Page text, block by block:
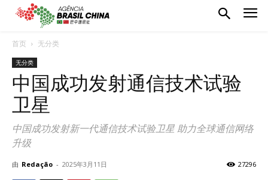
首页 无分类
无分类
中国成功发射通信技术试验
卫星
中国成功发射新一代通信技术试验卫星 助力全球通信网络
升级
由 Redação - 2025年3月11日 27296